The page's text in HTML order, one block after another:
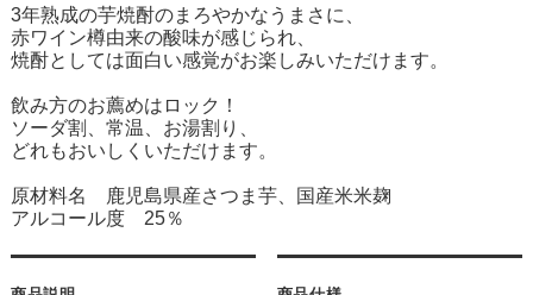
3年熟成の芋焼酎のまろやかなうまさに、
赤ワイン樽由来の酸味が感じられ、
焼酎としては面白い感覚がお楽しみいただけます。
飲み方のお薦めはロック！
ソーダ割、常温、お湯割り、
どれもおいしくいただけます。
原材料名 鹿児島県産さつま芋、国産米米麹
アルコール度 25％